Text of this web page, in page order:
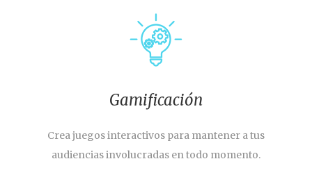
Gamificación
Crea juegos interactivos para mantener a tus
audiencias involucradas en todo momento.